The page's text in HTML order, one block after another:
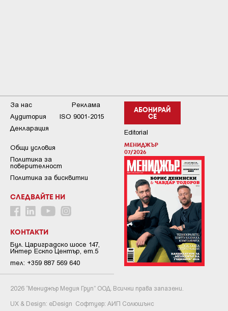
АБОНИРАЙ
СЕ
Editorial
МЕНИДЖЪР
07/2026
За нас
Реклама
Аудитория
ISO 9001-2015
Декларация
Общи условия
Пoлитикa зa
пoвepитeлнocт
Политика за бисквитки
СЛЕДВАЙТЕ НИ
КОНТАКТИ
Бул. Цариградско шосе 147,
Интер Ескпо Център, ет.5
тел: +359 887 569 640
2026 “Мениджър Медия Груп” ООД. Всички права запазени.
UX & Design: eDesign Софтуер: АИП Солюшънс